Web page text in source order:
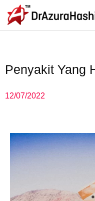
content
Penyakit Yang
12/07/2022